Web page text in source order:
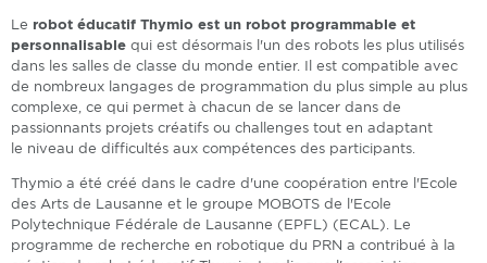
Le robot éducatif Thymio est un robot programmable et
personnalisable qui est désormais l'un des robots les plus utilisés
dans les salles de classe du monde entier. Il est compatible avec
de nombreux langages de programmation du plus simple au plus
complexe, ce qui permet à chacun de se lancer dans de
passionnants projets créatifs ou challenges tout en adaptant
le niveau de difficultés aux compétences des participants.
Thymio a été créé dans le cadre d'une coopération entre l'Ecole
des Arts de Lausanne et le groupe MOBOTS de l'Ecole
Polytechnique Fédérale de Lausanne (EPFL) (ECAL). Le
programme de recherche en robotique du PRN a contribué à la